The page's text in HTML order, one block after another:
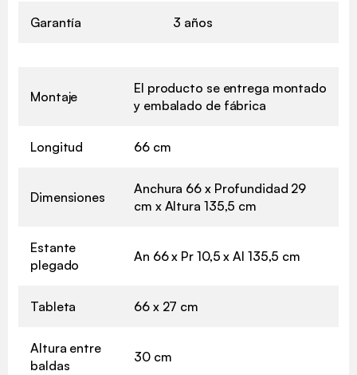
Garantía 3 años
Montaje
El producto se entrega montado
y embalado de fábrica
Longitud 66 cm
Dimensiones
Anchura 66 x Profundidad 29
cm x Altura 135,5 cm
Estante
plegado
An 66 x Pr 10,5 x Al 135,5 cm
Tableta 66 x 27 cm
Altura entre
baldas
30 cm